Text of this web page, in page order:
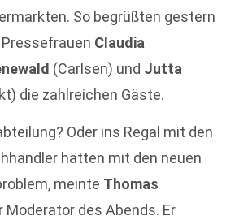
So begrüßten gestern
Claudia
(Carlsen) und Jutta
die zahlreichen Gäste.
Oder ins Regal mit den
hätten mit den neuen
meinte Thomas
Moderator des Abends. Er